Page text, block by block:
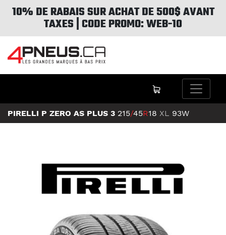
10% DE RABAIS SUR ACHAT DE 500$ AVANT
TAXES | CODE PROMO: WEB-10
PIRELLI P ZERO AS PLUS 3 215/45R18 XL 93W